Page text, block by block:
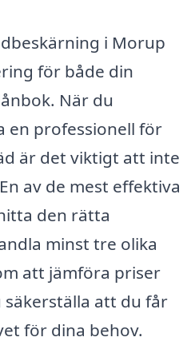
i Morup
för både din
När du
en professionell för
är det viktigt att inte
av de mest effektiva
den rätta
minst tre olika
att jämföra priser
att du får
för dina behov.